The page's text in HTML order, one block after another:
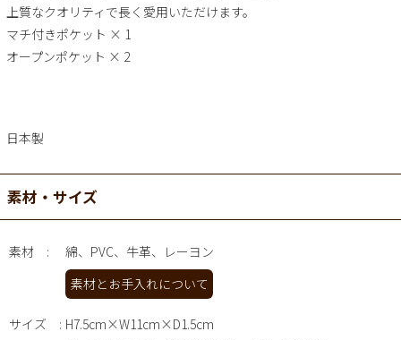
上質なクオリティで長く愛用いただけます。
マチ付きポケット × 1
オープンポケット × 2
日本製
素材・サイズ
素材
綿、PVC、牛革、レーヨン
素材とお手入れについて
サイズ
H7.5cm×W11cm×D1.5cm